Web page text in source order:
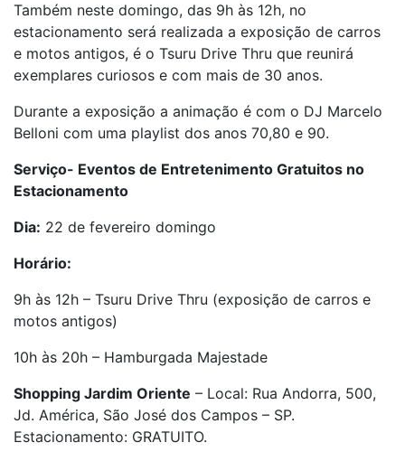
Também neste domingo, das 9h às 12h, no
estacionamento será realizada a exposição de carros
e motos antigos, é o Tsuru Drive Thru que reunirá
exemplares curiosos e com mais de 30 anos.
Durante a exposição a animação é com o DJ Marcelo
Belloni com uma playlist dos anos 70,80 e 90.
Serviço- Eventos de Entretenimento Gratuitos no
Estacionamento
Dia: 22 de fevereiro domingo
Horário:
9h às 12h – Tsuru Drive Thru (exposição de carros e
motos antigos)
10h às 20h – Hamburgada Majestade
Shopping Jardim Oriente – Local: Rua Andorra, 500,
Jd. América, São José dos Campos – SP.
Estacionamento: GRATUITO.